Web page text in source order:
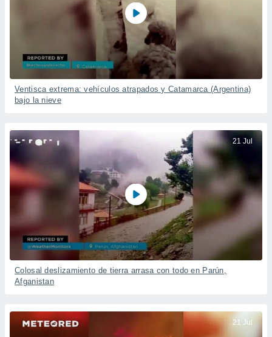
Ventisca extrema: vehículos atrapados y Catamarca (Argentina)
bajo la nieve
21 Jul
Colosal deslizamiento de tierra arrasa con todo en Parún,
Afganistan
21 Jul